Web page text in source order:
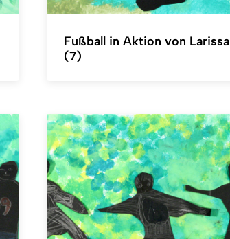
Fußball in Aktion von Larissa
(7)